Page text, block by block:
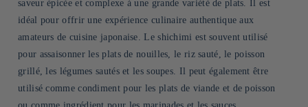
saveur épicée et complexe à une grande variété de plats. Il est
idéal pour offrir une expérience culinaire authentique aux
amateurs de cuisine japonaise. Le shichimi est souvent utilisé
pour assaisonner les plats de nouilles, le riz sauté, le poisson
grillé, les légumes sautés et les soupes. Il peut également être
utilisé comme condiment pour les plats de viande et de poisson